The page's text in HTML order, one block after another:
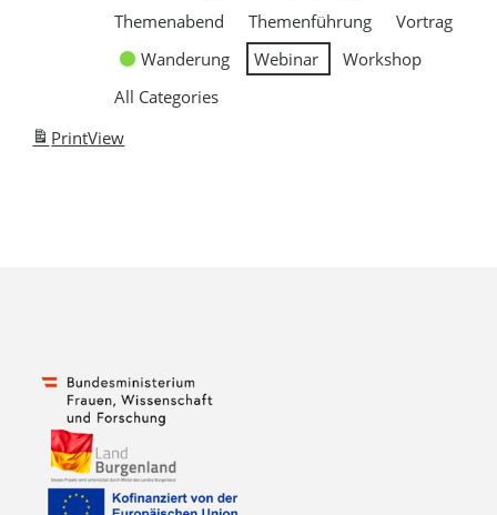
Themenabend
Themenführung
Vortrag
Wanderung
Webinar
Workshop
All Categories
PrintView